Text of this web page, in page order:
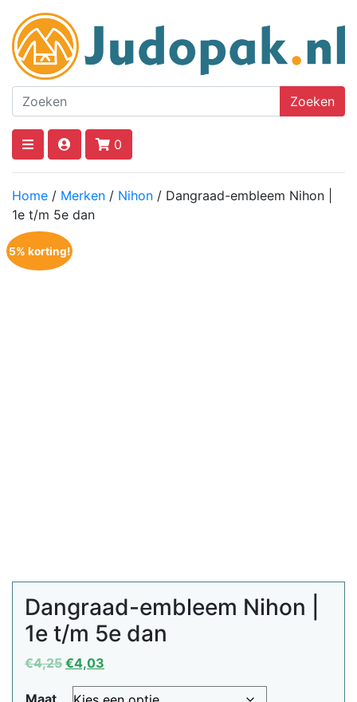
Zoeken
0
Home / Merken / Nihon / Dangraad-embleem Nihon |
1e t/m 5e dan
5% korting!
Dangraad-embleem Nihon |
1e t/m 5e dan
€4,25 Oorspronkelijke
€4,03